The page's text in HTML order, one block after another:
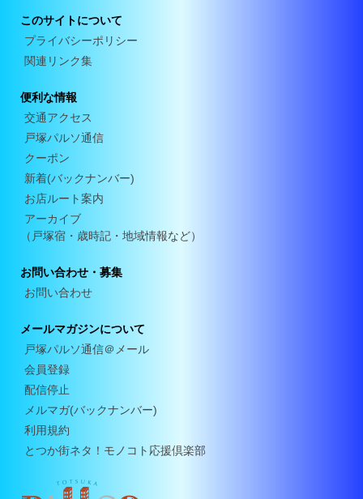
このサイトについて
プライバシーポリシー
関連リンク集
便利な情報
交通アクセス
戸塚パルソ通信
クーポン
新着(バックナンバー)
お店ルート案内
アーカイブ
（戸塚宿・歳時記・地域情報など）
お問い合わせ・募集
お問い合わせ
メールマガジンについて
戸塚パルソ通信＠メール
会員登録
配信停止
メルマガ(バックナンバー)
利用規約
とつか街ネタ！モノコト応援倶楽部